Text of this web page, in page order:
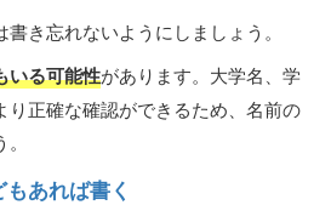
き忘れないようにしましょう。
いる可能性があります。大学名、学
り正確な確認ができるため、名前の
あれば書く